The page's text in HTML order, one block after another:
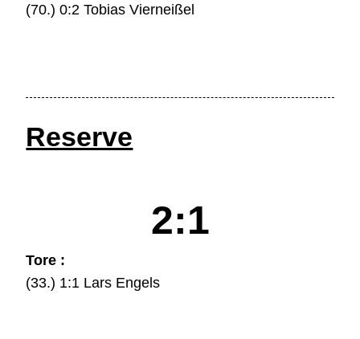
(70.) 0:2 Tobias Vierneißel
Reserve
2:1
Tore :
(33.) 1:1 Lars Engels